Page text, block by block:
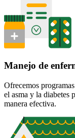
Manejo de
Ofrecemos
el asma y la diabetes
manera efectiva.